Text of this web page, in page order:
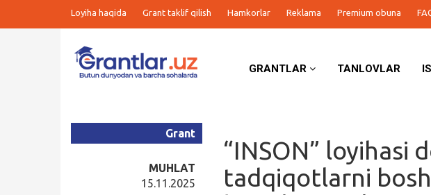
Loyiha haqida Grant taklif qilish Hamkorlar Reklama Premium obuna
GRANTLAR TANLOVLAR
“INSON” loyihasi
tadqiqotlarni
Grant
MUHLAT
15.11.2025